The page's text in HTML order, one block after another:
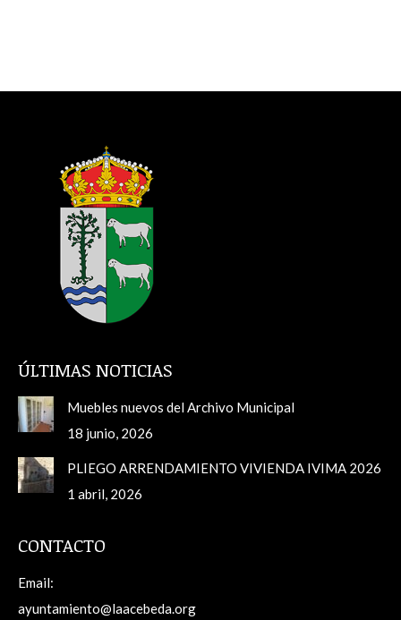
ÚLTIMAS NOTICIAS
Muebles nuevos del Archivo Municipal
18 junio, 2026
PLIEGO ARRENDAMIENTO VIVIENDA IVIMA 2026
1 abril, 2026
CONTACTO
Email:
ayuntamiento@laacebeda.org